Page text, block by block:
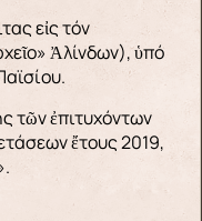
εἰς τόν
Ἀλίνδων), ὑπό
τῶν ἐπιτυχόντων
ἔτους 2019,